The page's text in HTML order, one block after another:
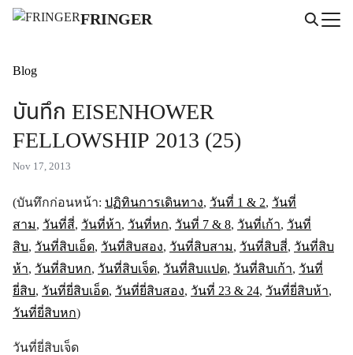
Skip
FRINGER
for:
Blog
บันทึก EISENHOWER
FELLOWSHIP 2013 (25)
Nov 17, 2013
(บันทึกก่อนหน้า: ปฏิทินการเดินทาง, วันที่ 1 & 2, วันที่
สาม, วันที่สี่, วันที่ห้า, วันที่หก, วันที่ 7 & 8, วันที่เก้า, วันที่
สิบ, วันที่สิบเอ็ด, วันที่สิบสอง, วันที่สิบสาม, วันที่สิบสี่, วันที่สิบ
ห้า, วันที่สิบหก, วันที่สิบเจ็ด, วันที่สิบแปด, วันที่สิบเก้า, วันที่
ยี่สิบ, วันที่ยี่สิบเอ็ด, วันที่ยี่สิบสอง, วันที่ 23 & 24, วันที่ยี่สิบห้า,
วันที่ยี่สิบหก)
วันที่ยี่สิบเจ็ด